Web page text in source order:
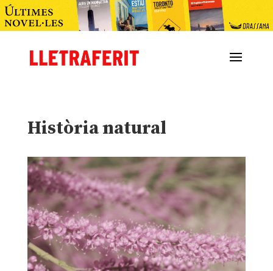
Història natural